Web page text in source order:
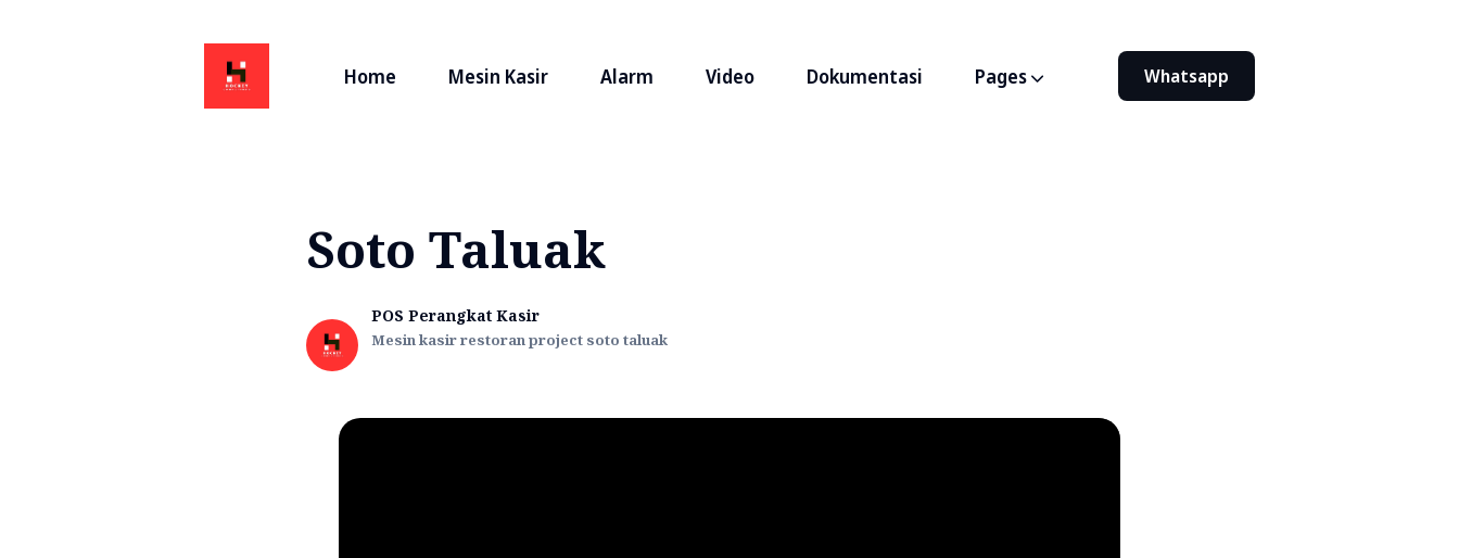
Home Mesin Kasir Alarm Video Dokumentasi Pages Whatsapp
Soto Taluak
POS Perangkat Kasir
Mesin kasir restoran project soto taluak